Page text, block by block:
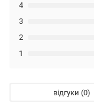
1
2
3
4
відгуки